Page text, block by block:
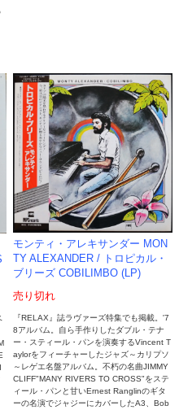
モンティ・アレキサンダー MON
TY ALEXANDER / トロピカル・
ブリーズ COBILIMBO (LP)
売り切れ
『RELAX』誌ラヴァーズ特集でも掲載。'7
8アルバム。自ら手作りしたダブル・テナ
ー・スティール・パンを演奏するVincent T
aylorをフィーチャーしたジャズ～カリプソ
～レゲエ名盤アルバム。不朽の名曲JIMMY
CLIFF"MANY RIVERS TO CROSS"をステ
ィール・パンと甘いErnest Ranglinのギタ
ーの名演でジャジーにカバーしたA3、Bob